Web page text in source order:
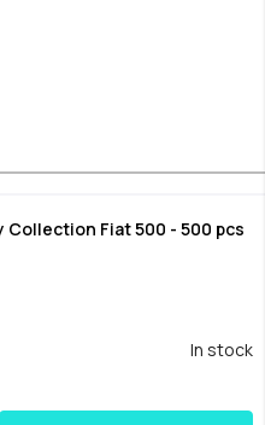
Fiat 500 - 500 pcs
In stock